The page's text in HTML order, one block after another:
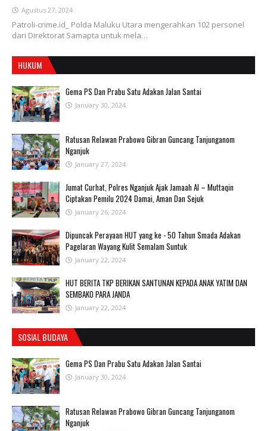
Agustus 27, 2024
Patroli-crime.id_ Polda Maluku Utara mengerahkan 102 personel
dari Direktorat Samapta untuk mela…
HUKUM
Gema PS Dan Prabu Satu Adakan Jalan Santai
January 30, 2024
Ratusan Relawan Prabowo Gibran Guncang Tanjunganom
Nganjuk
January 27, 2024
Jumat Curhat, Polres Nganjuk Ajak Jamaah Al – Muttaqin
Ciptakan Pemilu 2024 Damai, Aman Dan Sejuk
January 26, 2024
Dipuncak Perayaan HUT yang ke - 50 Tahun Smada Adakan
Pagelaran Wayang Kulit Semalam Suntuk
January 22, 2024
HUT BERITA TKP BERIKAN SANTUNAN KEPADA ANAK YATIM DAN
SEMBAKO PARA JANDA
January 22, 2024
SOSIAL BUDAYA
Gema PS Dan Prabu Satu Adakan Jalan Santai
January 30, 2024
Ratusan Relawan Prabowo Gibran Guncang Tanjunganom
Nganjuk